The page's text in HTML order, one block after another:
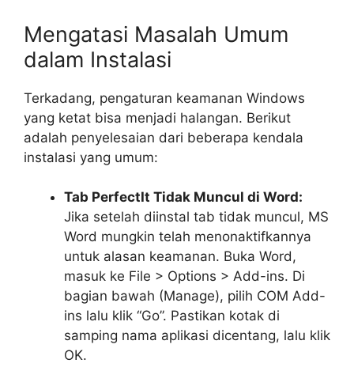
Mengatasi Masalah Umum
dalam Instalasi
Terkadang, pengaturan keamanan Windows
yang ketat bisa menjadi halangan. Berikut
adalah penyelesaian dari beberapa kendala
instalasi yang umum:
Tab PerfectIt Tidak Muncul di Word:
Jika setelah diinstal tab tidak muncul, MS
Word mungkin telah menonaktifkannya
untuk alasan keamanan. Buka Word,
masuk ke File > Options > Add-ins. Di
bagian bawah (Manage), pilih COM Add-
ins lalu klik “Go”. Pastikan kotak di
samping nama aplikasi dicentang, lalu klik
OK.